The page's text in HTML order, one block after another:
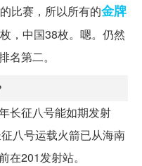
比赛，所以所有的金牌
，中国38枚。嗯。仍然
名第二。
长征八号能如期发射
八号运载火箭已从海南
在201发射站。